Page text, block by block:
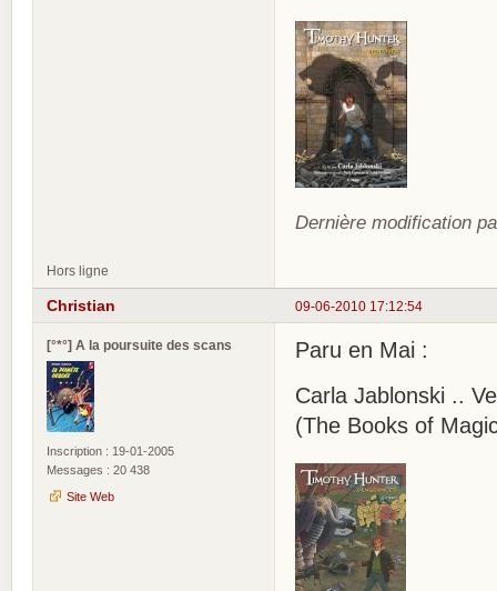
Dernière modification
Hors ligne
09-06-2010 17:12:54
Christian
[°*°] A la poursuite des scans
Inscription : 19-01-2005
Messages : 20 438
Site Web
Paru en Mai :
Carla Jablonski ..
(The Books of